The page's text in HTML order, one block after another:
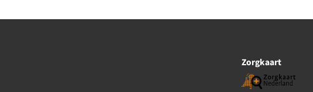
Zorgkaart